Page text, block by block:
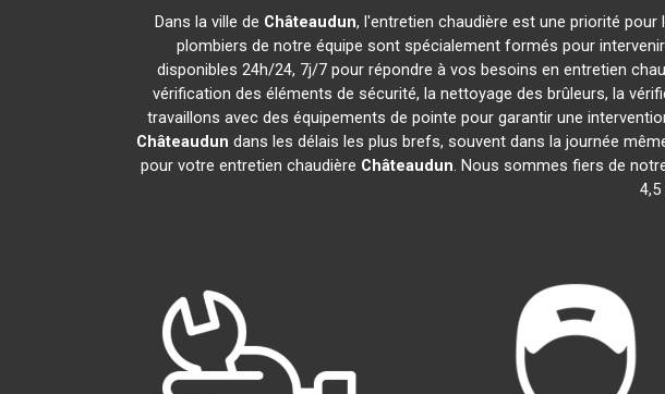
Dans la ville de Châteaudun, l'entretien chaudière est une priorité
plombiers de notre équipe sont spécialement formés pour
disponibles 24h/24, 7j/7 pour répondre à vos besoins en entretien
vérification des éléments de sécurité, la nettoyage des brûleurs, la
travaillons avec des équipements de pointe pour garantir une
Châteaudun dans les délais les plus brefs, souvent dans la journée
pour votre entretien chaudière Châteaudun. Nous sommes fiers de